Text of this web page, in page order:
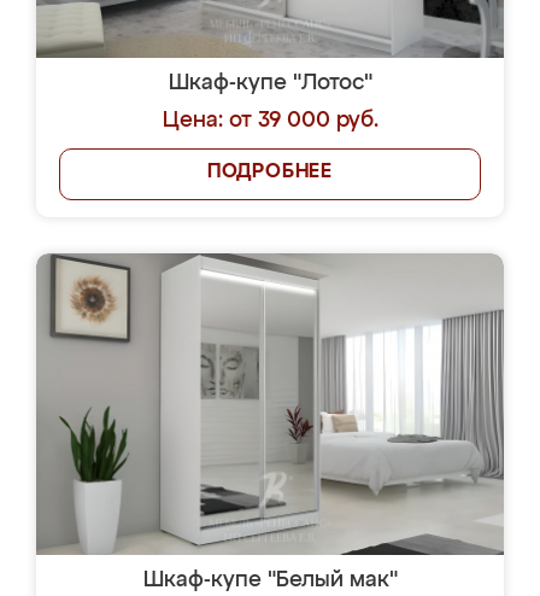
Шкаф-купе "Лотос"
Цена: от 39 000 руб.
ПОДРОБНЕЕ
Шкаф-купе "Белый мак"